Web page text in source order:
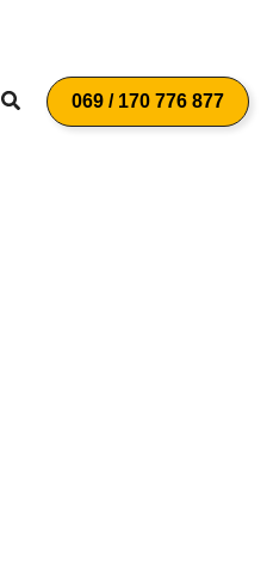
Suchen069 / 170 776 877